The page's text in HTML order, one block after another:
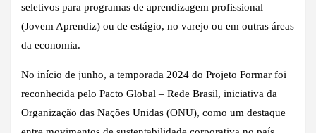
seletivos para programas de aprendizagem profissional
(Jovem Aprendiz) ou de estágio, no varejo ou em outras áreas
da economia.
No início de junho, a temporada 2024 do Projeto Formar foi
reconhecida pelo Pacto Global – Rede Brasil, iniciativa da
Organização das Nações Unidas (ONU), como um destaque